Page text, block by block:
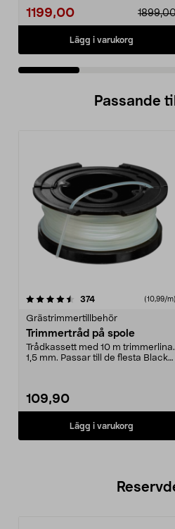
1199,00
Lägg i varukorg
Passande
374recensioner (10,99/m)
Grästrimmertillbehör
Trimmertråd på spole
Trådkassett med 10 m trimmerlina.
1,5 mm. Passar till de flesta Black
109,90
Lägg i varukorg